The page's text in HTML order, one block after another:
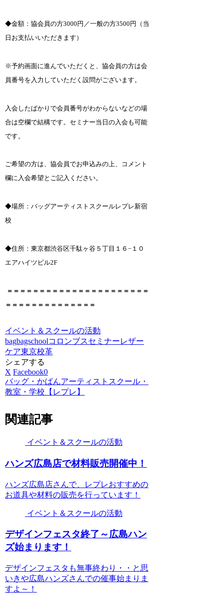
◆金額：協会員の方3000円／一般の方3500円（当
日お支払いいただきます）
※予約画面に進んでいただくと、協会員の方は会
員番号を入力していただく設問がございます。
入会したばかりで会員番号がわからないなどの場
合は空欄で結構です。セミナー当日の入会も可能
です。
ご希望の方は、協会員でお申込みの上、コメント
欄に入会希望とご記入ください。
◆場所：バッグアーティストスクールレプレ新宿
校
◆住所：東京都渋谷区千駄ヶ谷５丁目１６−１０
エアハイツビル2F
＝＝＝＝＝＝＝＝＝＝＝＝＝＝＝＝＝＝＝＝＝＝
＝＝＝＝＝＝＝＝＝＝＝＝＝＝
イベント＆スクールの活動
bagbagschoolコロンブスセミナーレザー
ケア東京校革
シェアする
X Facebook0
バッグ・かばんアーティストスクール・
教室・学校【レプレ】
関連記事
イベント＆スクールの活動
ハンズ広島店で材料販売開催中！
ハンズ広島店さんで、レプレおすすめの
お道具や材料の販売を行っています！
イベント＆スクールの活動
デザインフェスタ終了～広島ハン
ズ始まります！
デザインフェスタも無事終わり・・と思
いきや広島ハンズさんでの催事始まりま
すよ～！